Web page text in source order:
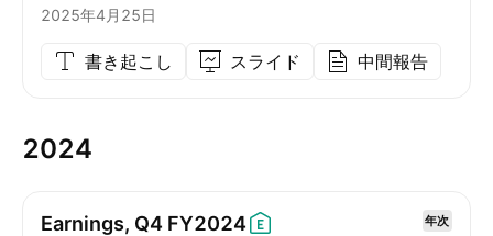
2025年4月25日
書き起こし スライド 中間報告
2024
Earnings, Q4 FY2024 年次